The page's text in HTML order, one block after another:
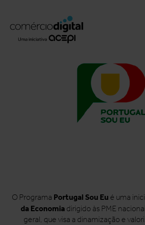
O Programa Portugal Sou Eu é uma
da Economia dirigido às PME
geral, que visa a dinamização e